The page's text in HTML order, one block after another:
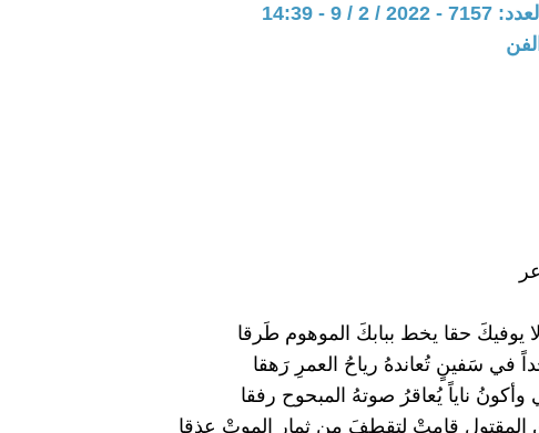
/ 9 - 14:39
يوفيكَ حقا يخط ببابكَ الموهوم طَرقا
في سَفينٍ تُعاندهُ رياحُ العمرِ رَهقا
ناياً يُعاقرُ صوتهُ المبحوح رفقا
قامتْ لتقطفَ من ثمارِ الموتْ عِذقا